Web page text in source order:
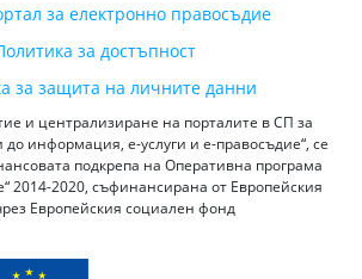
за електронно правосъдие
за достъпност
за защита на личните данни
и централизиране на порталите в СП за
информация, е-услуги и е-правосъдие“, се
подкрепа на Оперативна програма
2014-2020, съфинансирана от Европейския
Европейския социален фонд